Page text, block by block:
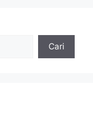
Cari